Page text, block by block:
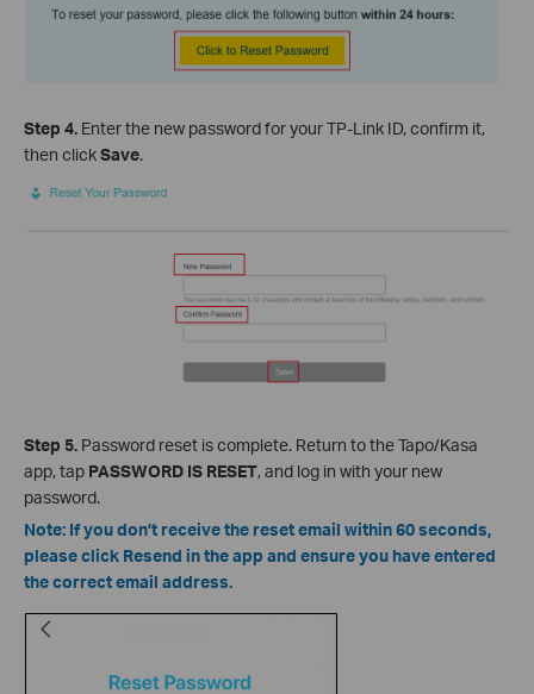
Step 4. Enter the new password for your TP-Link ID, confirm it,
then clickSave.
Step 5. Password reset is complete. Return to the Tapo/Kasa
app, tap PASSWORD IS RESET, and log in with your new
password.
Note: If you don’t receive the reset email within 60 seconds,
please click Resend in the app and ensure you have entered
the correct email address.